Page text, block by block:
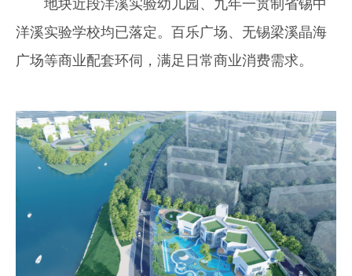
地块近段洋溪实验幼儿园、九年一贯制省锡中
洋溪实验学校均已落定。百乐广场、无锡梁溪晶海
广场等商业配套环伺，满足日常商业消费需求。